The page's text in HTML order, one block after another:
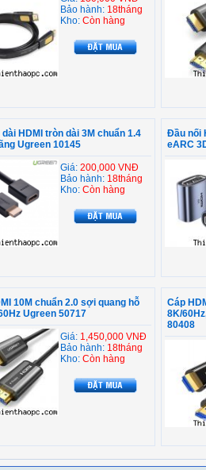
Bảo hành: 18tháng
Kho: Còn hàng
dài HDMI tròn dài 3M chuẩn 1.4
Ugreen 10145
Giá: 200,000 VNĐ
Bảo hành: 18tháng
Kho: Còn hàng
Đầu nối
eARC
10M chuẩn 2.0 sợi quang hỗ
Ugreen 50717
Giá: 1,450,000 VNĐ
Bảo hành: 18tháng
Kho: Còn hàng
Cáp
8K/
80408